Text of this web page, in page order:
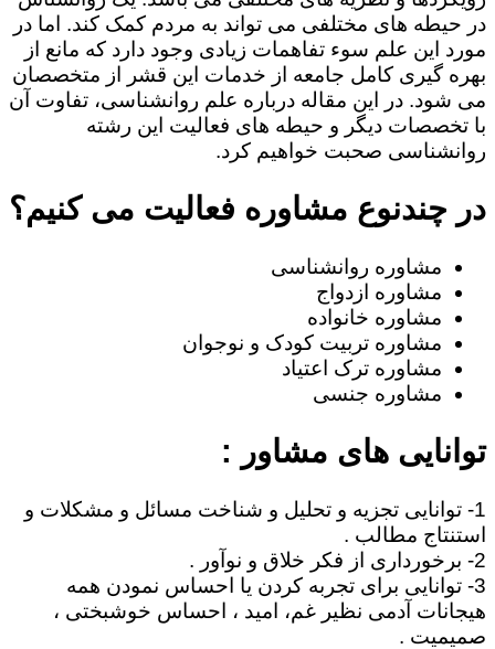
در حیطه های مختلفی می تواند به مردم کمک کند. اما در
مورد این علم سوء تفاهمات زیادی وجود دارد که مانع از
بهره گیری کامل جامعه از خدمات این قشر از متخصصان
می شود. در این مقاله درباره علم روانشناسی، تفاوت آن
با تخصصات دیگر و حیطه های فعالیت این رشته
روانشناسی صحبت خواهیم کرد.
در چندنوع مشاوره فعالیت می کنیم؟
مشاوره روانشناسی
مشاوره ازدواج
مشاوره خانواده
مشاوره تربیت کودک و نوجوان
مشاوره ترک اعتیاد
مشاوره جنسی
توانایی های مشاور :
1- توانایی تجزیه و تحلیل و شناخت مسائل و مشکلات و
استنتاج مطالب .
2- برخورداری از فکر خلاق و نوآور .
3- توانایی برای تجربه کردن یا احساس نمودن همه
هیجانات آدمی نظیر غم، امید ، احساس خوشبختی ،
صمیمیت .